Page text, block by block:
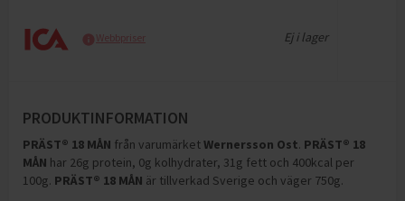
Webbpriser Ej i lager
PRODUKTINFORMATION
PRÄST® 18 MÅN från varumärketWernersson Ost. PRÄST® 18
MÅN har 26g protein, 0g kolhydrater, 31g fett och 400kcal per
100g. PRÄST® 18 MÅN är tillverkad Sverige och väger 750g.